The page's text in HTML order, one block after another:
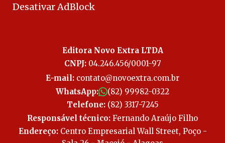
Desativar AdBlock
Editora Novo Extra LTDA
CNPJ:04.246.456/0001-97
E-mail: contato@novoextra.com.br
WhatsApp:
(82) 99982-0322
Telefone:(82) 3317-7245
Responsável técnico: Fernando Araújo Filho
Endereço:Centro Empresarial Wall Street, Poço -